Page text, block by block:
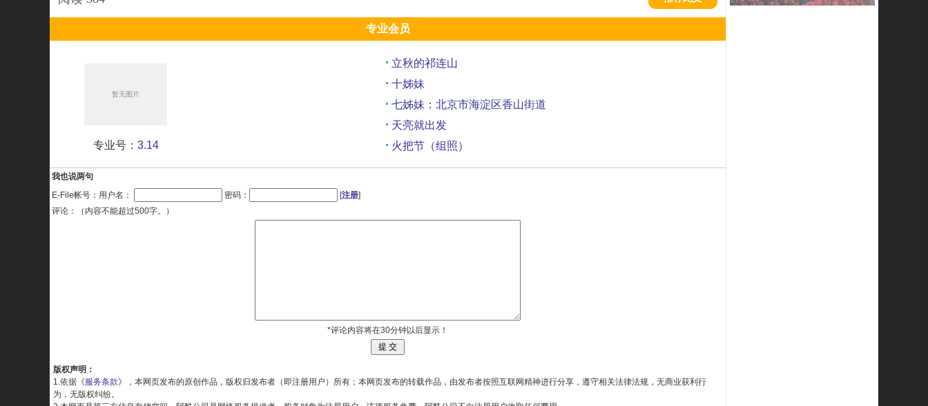
专业会员
专业号： 3.14
立秋的祁连山
十姊妹
七姊妹：北京市海淀区香山街道
天亮就出发
火把节（组照）
齐步走：翘嘴鹬
我也说两句
E-File帐号：用户名：
密码： [注册]
评论：（内容不能超过500字。）
*评论内容将在30分钟以后显示！
版权声明：
1.依据《服务条款》，本网页发布的原创作品，版权归发布者（即注册用户）所有；本网页发布的转载作品，由发布者按照互联网精神进行分享，遵守相关法律法规，无商业获利行
为，无版权纠纷。